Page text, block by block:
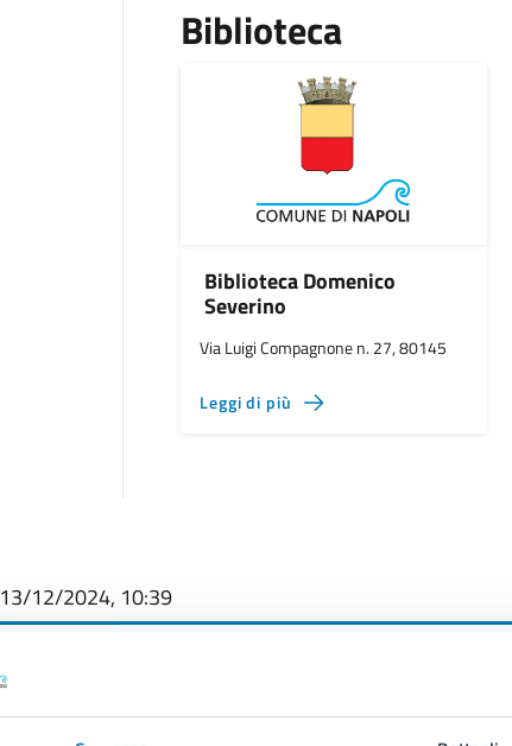
Biblioteca
Biblioteca Domenico
Severino
Via Luigi Compagnone n. 27, 80145
Leggi di più
13/12/2024, 10:39